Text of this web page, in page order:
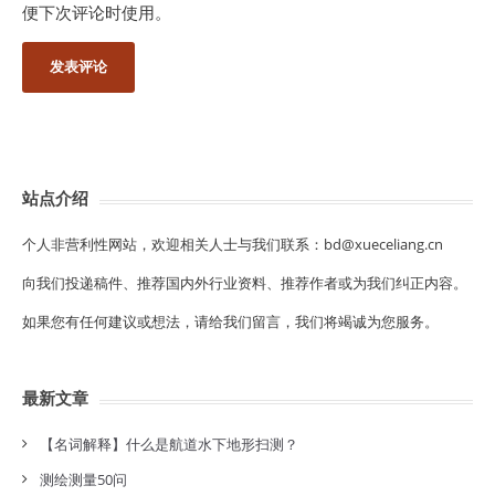
便下次评论时使用。
站点介绍
个人非营利性网站，欢迎相关人士与我们联系：bd@xueceliang.cn
向我们投递稿件、推荐国内外行业资料、推荐作者或为我们纠正内容。
如果您有任何建议或想法，请给我们留言，我们将竭诚为您服务。
最新文章
【名词解释】什么是航道水下地形扫测？
测绘测量50问